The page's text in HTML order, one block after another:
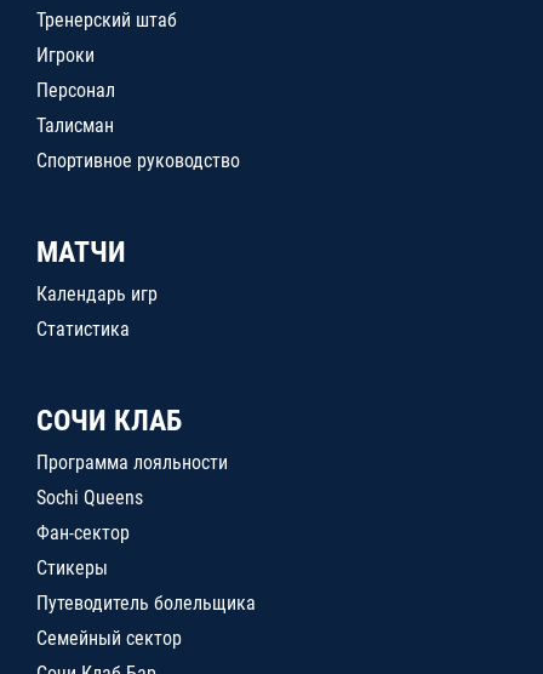
Тренерский штаб
Игроки
Персонал
Талисман
Спортивное руководство
МАТЧИ
Календарь игр
Статистика
СОЧИ КЛАБ
Программа лояльности
Sochi Queens
Фан-сектор
Стикеры
Путеводитель болельщика
Семейный сектор